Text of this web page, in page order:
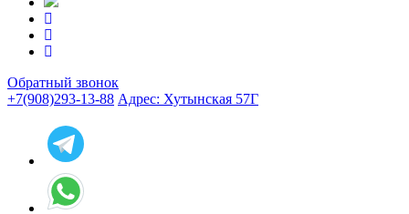
Обратный звонок
+7(908)293-13-88 Адрес: Хутынская 57Г